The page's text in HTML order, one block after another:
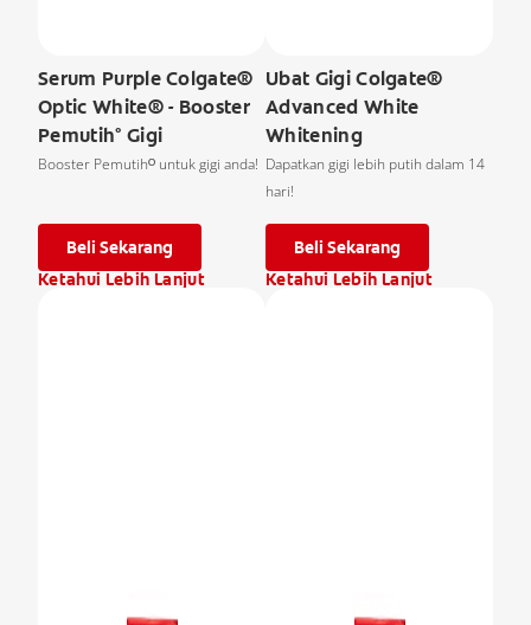
Serum Purple Colgate®
Optic White® - Booster
Pemutih° Gigi
Booster Pemutihᴼ untuk gigi anda!
Beli Sekarang
Ketahui Lebih Lanjut
Ubat Gigi Colgate®
Advanced White
Whitening
Dapatkan gigi lebih putih dalam 14
hari!
Beli Sekarang
Ketahui Lebih Lanjut